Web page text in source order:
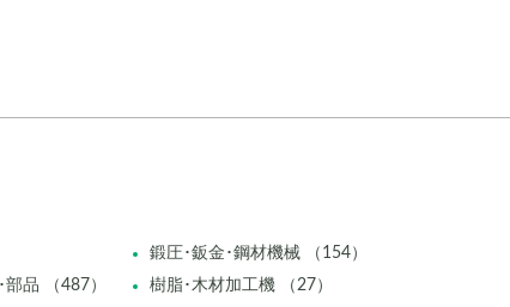
鍛圧･鈑金･鋼材機械 （154）
品 （487）
樹脂･木材加工機 （27）